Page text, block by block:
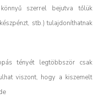
szerrel bejutva tőlük
stb.) tulajdoníthatnak
tényét legtöbbször csak
viszont, hogy a kiszemelt